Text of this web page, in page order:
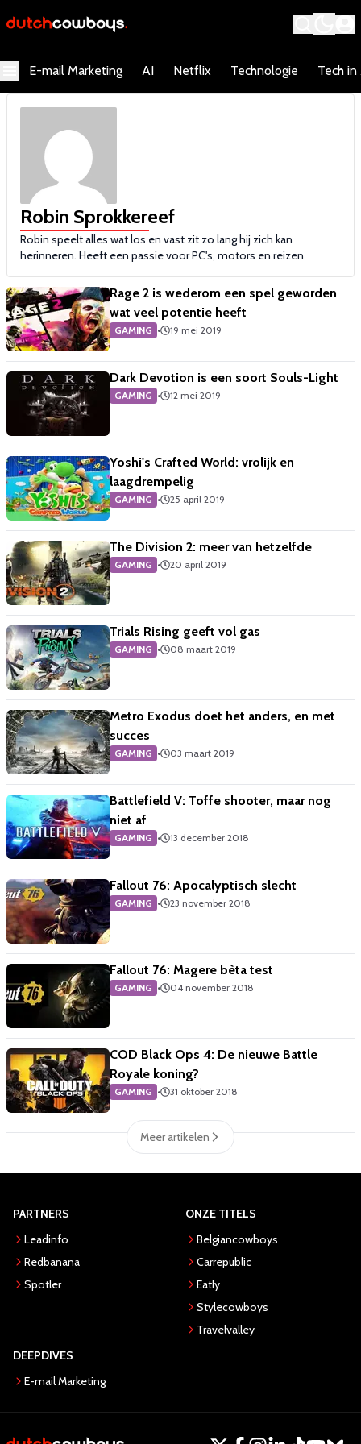
E-mail Marketing AI Netflix Technologie Tech in
Robin Sprokkereef
Robin speelt alles wat los en vast zit zo lang hij zich kan
herinneren. Heeft een passie voor PC's, motors en reizen
Rage 2 is wederom een spel geworden
wat veel potentie heeft
GAMING • 19 mei 2019
Dark Devotion is een soort Souls-Light
GAMING • 12 mei 2019
Yoshi's Crafted World: vrolijk en
laagdrempelig
GAMING • 25 april 2019
The Division 2: meer van hetzelfde
GAMING • 20 april 2019
Trials Rising geeft vol gas
GAMING • 08 maart 2019
Metro Exodus doet het anders, en met
succes
GAMING • 03 maart 2019
Battlefield V: Toffe shooter, maar nog
niet af
GAMING • 13 december 2018
Fallout 76: Apocalyptisch slecht
GAMING • 23 november 2018
Fallout 76: Magere bèta test
GAMING • 04 november 2018
COD Black Ops 4: De nieuwe Battle
Royale koning?
GAMING • 31 oktober 2018
Meer artikelen
PARTNERS
Leadinfo
Redbanana
Spotler
ONZE TITELS
Belgiancowboys
Carrepublic
Eatly
Stylecowboys
Travelvalley
DEEPDIVES
E-mail Marketing